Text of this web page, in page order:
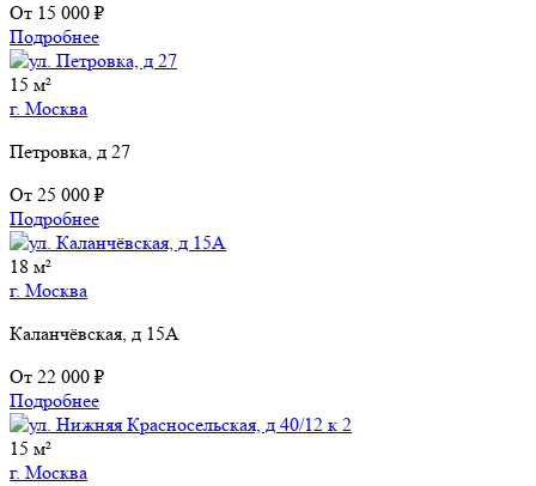
От 15 000 ₽
Подробнее
15 м²
г. Москва
Петровка, д 27
От 25 000 ₽
Подробнее
18 м²
г. Москва
Каланчёвская, д 15А
От 22 000 ₽
Подробнее
15 м²
г. Москва